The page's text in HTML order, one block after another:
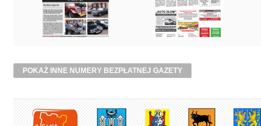
POKAŻ INNE NUMERY BEZPŁATNEJ GAZETY